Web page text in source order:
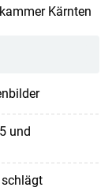
Kärnten
und